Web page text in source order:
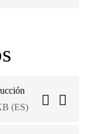
(ES)